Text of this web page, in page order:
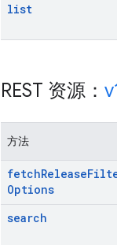
list
REST 资源：
方法
fetchRelease
Options
search